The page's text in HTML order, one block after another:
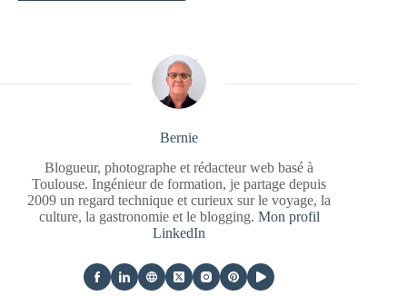
Bernie
Blogueur, photographe et rédacteur web basé à
Toulouse. Ingénieur de formation, je partage depuis
2009 un regard technique et curieux sur le voyage, la
culture, la gastronomie et le blogging. Mon profil
LinkedIn